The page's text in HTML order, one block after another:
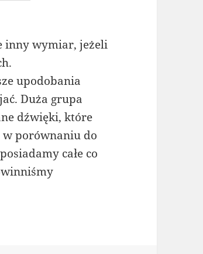
inny wymiar, jeżeli
upodobania
Duża grupa
dźwięki, które
porównaniu do
całe co